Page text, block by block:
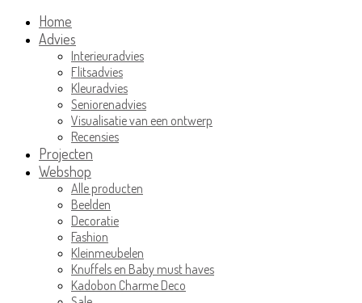
Home
Advies
Interieuradvies
Flitsadvies
Kleuradvies
Seniorenadvies
Visualisatie van een ontwerp
Recensies
Projecten
Webshop
Alle producten
Beelden
Decoratie
Fashion
Kleinmeubelen
Knuffels en Baby must haves
Kadobon Charme Deco